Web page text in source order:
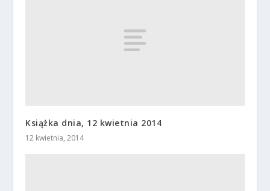
Książka dnia, 12 kwietnia 2014
12 kwietnia, 2014